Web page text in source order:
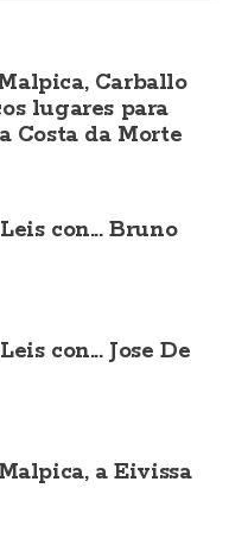
Carballo
lugares para
Costa da Morte
con... Bruno
con... Jose De
a Eivissa